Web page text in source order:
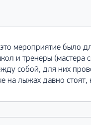
мероприятие было
и тренеры (мастера
собой, для них
на лыжах давно